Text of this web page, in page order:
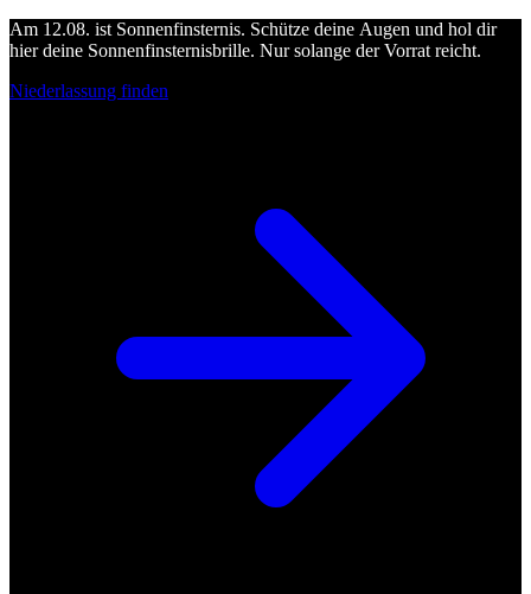
Am 12.08. ist Sonnenfinsternis. Schütze deine Augen und hol dir
hier deine Sonnenfinsternisbrille. Nur solange der Vorrat reicht.
Niederlassung finden